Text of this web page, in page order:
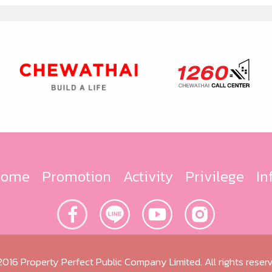
Promotion Activity Privilege
Property Perfect Public Company Limited. All rights